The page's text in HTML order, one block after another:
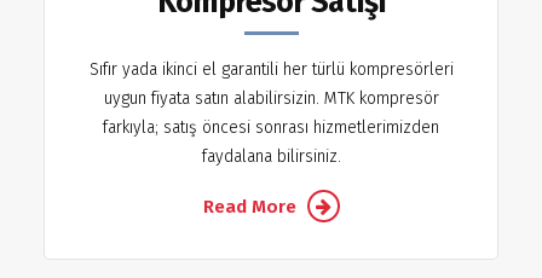
Sıfır yada ikinci el garantili her türlü kompresörleri
uygun fiyata satın alabilirsizin. MTK kompresör
farkıyla; satış öncesi sonrası hizmetlerimizden
faydalana bilirsiniz.
Read More